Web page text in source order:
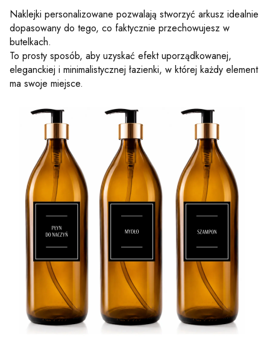
Naklejki personalizowane pozwalają stworzyć arkusz idealnie
dopasowany do tego, co faktycznie przechowujesz w
butelkach.
To prosty sposób, aby uzyskać efekt uporządkowanej,
eleganckiej i minimalistycznej łazienki, w której każdy element
ma swoje miejsce.